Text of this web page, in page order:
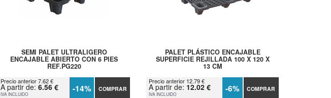
SEMI PALET ULTRALIGERO
ENCAJABLE ABIERTO CON 6 PIES
REF.PG220
Precio anterior 7.62 €
A partir de: 6.56 €
IVA INCLUIDO -14% COMPRAR
PALET PLÁSTICO ENCAJABLE
SUPERFICIE REJILLADA 100 X 120 X
13 CM
Precio anterior 12.79 €
A partir de: 12.02 €
IVA INCLUIDO -6% COMPRAR